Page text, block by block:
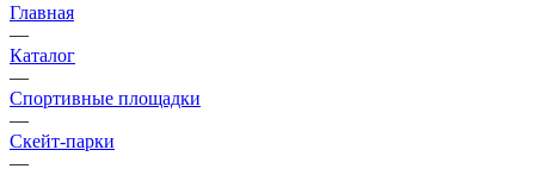
Главная
—
Каталог
—
Спортивные площадки
—
Скейт-парки
—